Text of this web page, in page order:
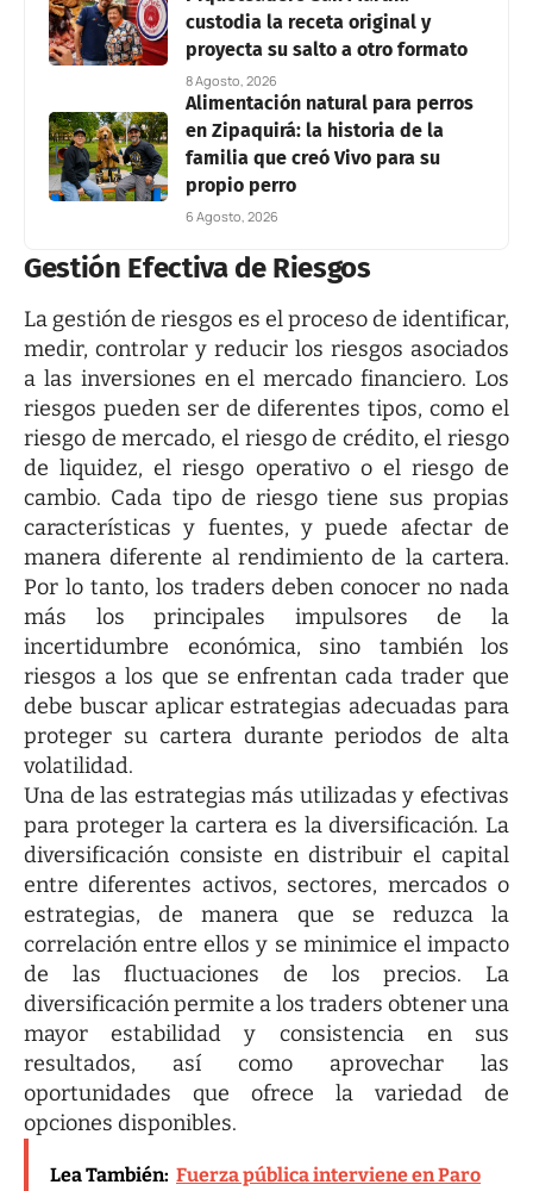
custodia la receta original y
proyecta su salto a otro formato
8 Agosto, 2026
Alimentación natural para perros
en Zipaquirá: la historia de la
familia que creó Vivo para su
propio perro
6 Agosto, 2026
Gestión Efectiva de Riesgos
La gestión de riesgos es el proceso de identificar,
medir, controlar y reducir los riesgos asociados
a las inversiones en el mercado financiero. Los
riesgos pueden ser de diferentes tipos, como el
riesgo de mercado, el riesgo de crédito, el riesgo
de liquidez, el riesgo operativo o el riesgo de
cambio. Cada tipo de riesgo tiene sus propias
características y fuentes, y puede afectar de
manera diferente al rendimiento de la cartera.
Por lo tanto, los traders deben conocer no nada
más losprincipales impulsores de la
incertidumbre económica, sino también los
riesgos a los que se enfrentan cada trader que
debe buscar aplicar estrategias adecuadas para
proteger su cartera durante periodos de alta
volatilidad.
Una de las estrategias más utilizadas y efectivas
para proteger la cartera es la diversificación. La
diversificación consiste en distribuir el capital
entre diferentes activos, sectores, mercados o
estrategias, de manera que se reduzca la
correlación entre ellos y se minimice el impacto
de las fluctuaciones de los precios. La
diversificación permite a los traders obtener una
mayor estabilidad y consistencia en sus
resultados, así como aprovechar las
oportunidades que ofrece la variedad de
opciones disponibles.
Lea También: Fuerza pública interviene en Paro